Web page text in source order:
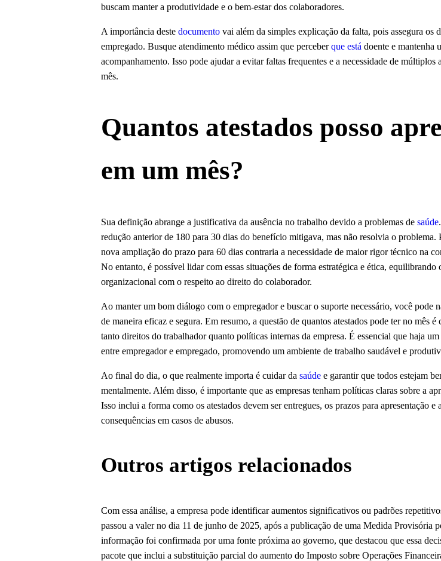
buscam manter a produtividade e o bem-estar dos colaboradores.
A importância destedocumento vai além da simples explicação da falta, pois assegura os
empregado. Busque atendimento médico assim que perceberque está doente e mantenha
acompanhamento. Isso pode ajudar a evitar faltas frequentes e a necessidade de múltiplos
mês.
Quantos atestados posso
em um mês?
Sua definição abrange a justificativa da ausência no trabalho devido a problemas desaúde
redução anterior de 180 para 30 dias do benefício mitigava, mas não resolvia o problema.
nova ampliação do prazo para 60 dias contraria a necessidade de maior rigor técnico na
No entanto, é possível lidar com essas situações de forma estratégica e ética, equilibrando
organizacional com o respeito ao direito do colaborador.
Ao manter um bom diálogo com o empregador e buscar o suporte necessário, você pode
de maneira eficaz e segura. Em resumo, a questão de quantos atestados pode ter no mês
tanto direitos do trabalhador quanto políticas internas da empresa. É essencial que haja
entre empregador e empregado, promovendo um ambiente de trabalho saudável e
Ao final do dia, o que realmente importa é cuidar dasaúde e garantir que todos estejam
mentalmente. Além disso, é importante que as empresas tenham políticas claras sobre a
Isso inclui a forma como os atestados devem ser entregues, os prazos para apresentação e
consequências em casos de abusos.
Outros artigos relacionados
Com essa análise, a empresa pode identificar aumentos significativos ou padrões
passou a valer no dia 11 de junho de 2025, após a publicação de uma Medida Provisória
informação foi confirmada por uma fonte próxima ao governo, que destacou que essa
pacote que inclui a substituição parcial do aumento do Imposto sobre Operações